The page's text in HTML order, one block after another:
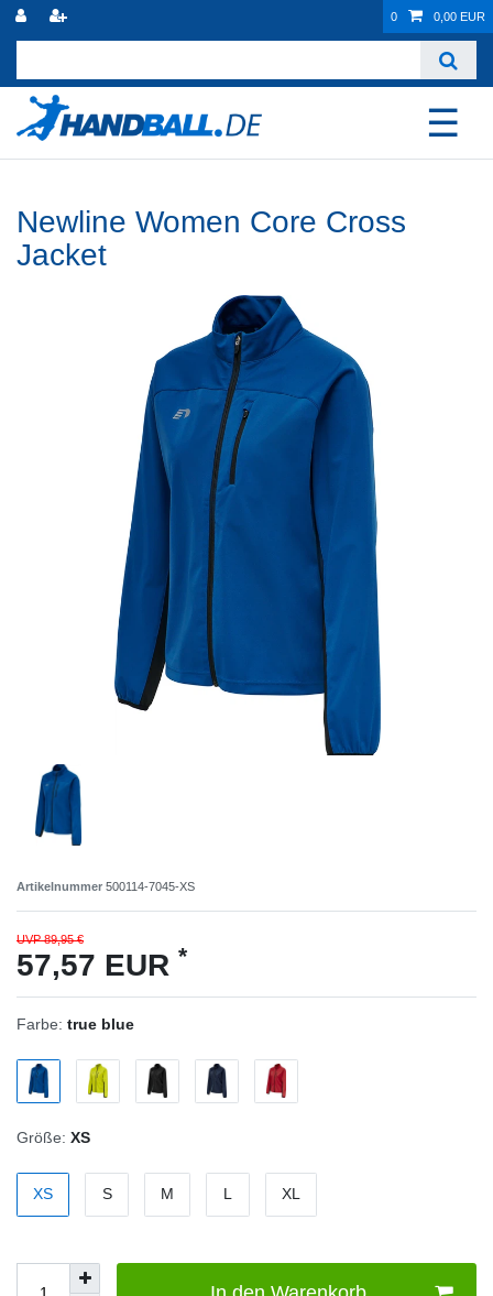
0 0,00 EUR
☰
Newline Women Core Cross
Jacket
Artikelnummer 500114-7045-XS
UVP 89,95 €
57,57 EUR *
Farbe: true blue
Größe: XS
XS S M L XL